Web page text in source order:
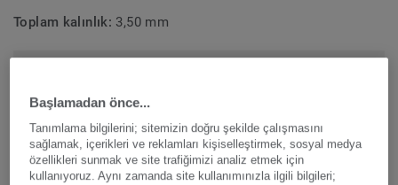
Toplam kalınlık: 3,50 mm
PROJEM KARBON AYAK IZI
Başlamadan önce...
Tanımlama bilgilerini; sitemizin doğru şekilde çalışmasını
sağlamak, içerikleri ve reklamları kişiselleştirmek, sosyal medya
özellikleri sunmak ve site trafiğimizi analiz etmek için
kullanıyoruz. Aynı zamanda site kullanımınızla ilgili bilgileri;